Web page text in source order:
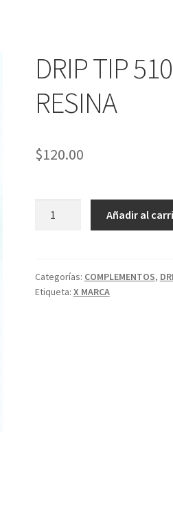
DRIP TIP
RESINA
$120.00
ACERO
INOXIDABLE
Añadir al
Categorías: COMPLEMENTOS,
Etiqueta: X MARCA